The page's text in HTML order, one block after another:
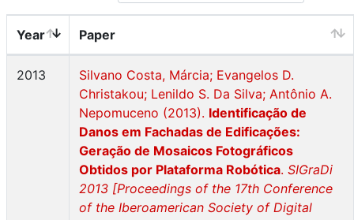
Year Paper
2013
Silvano Costa, Márcia; Evangelos D.
Christakou; Lenildo S. Da Silva; Antônio A.
Nepomuceno (2013). Identificação de
Danos em Fachadas de Edificações:
Geração de Mosaicos Fotográficos
Obtidos por Plataforma Robótica. SIGraDi
2013 [Proceedings of the 17th Conference
of the Iberoamerican Society of Digital